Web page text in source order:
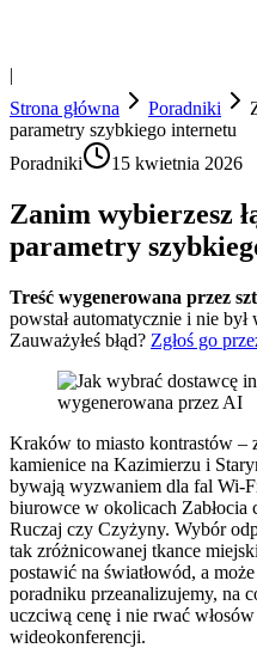
|
Strona główna
Poradniki
parametry szybkiego internetu
Poradniki
15 kwietnia 2026
Zanim wybierzesz
parametry
Treść wygenerowana przez
powstał automatycznie i nie
Zauważyłeś błąd? Zgłoś go
wygenerowana przez AI
Kraków to miasto kontrastów –
kamienice na Kazimierzu i
bywają wyzwaniem dla fal Wi-
biurowce w okolicach Zabłocia
Ruczaj czy Czyżyny. Wybór
tak zróżnicowanej tkance
postawić na światłowód, a
poradniku przeanalizujemy, na
uczciwą cenę i nie rwać
wideokonferencji.